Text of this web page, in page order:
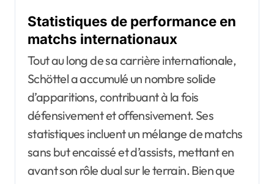
Statistiques de performance en
matchs internationaux
Tout au long de sa carrière internationale,
Schöttel a accumulé un nombre solide
d’apparitions, contribuant à la fois
défensivement et offensivement. Ses
statistiques incluent un mélange de matchs
sans but encaissé et d’assists, mettant en
avant son rôle dual sur le terrain. Bien que